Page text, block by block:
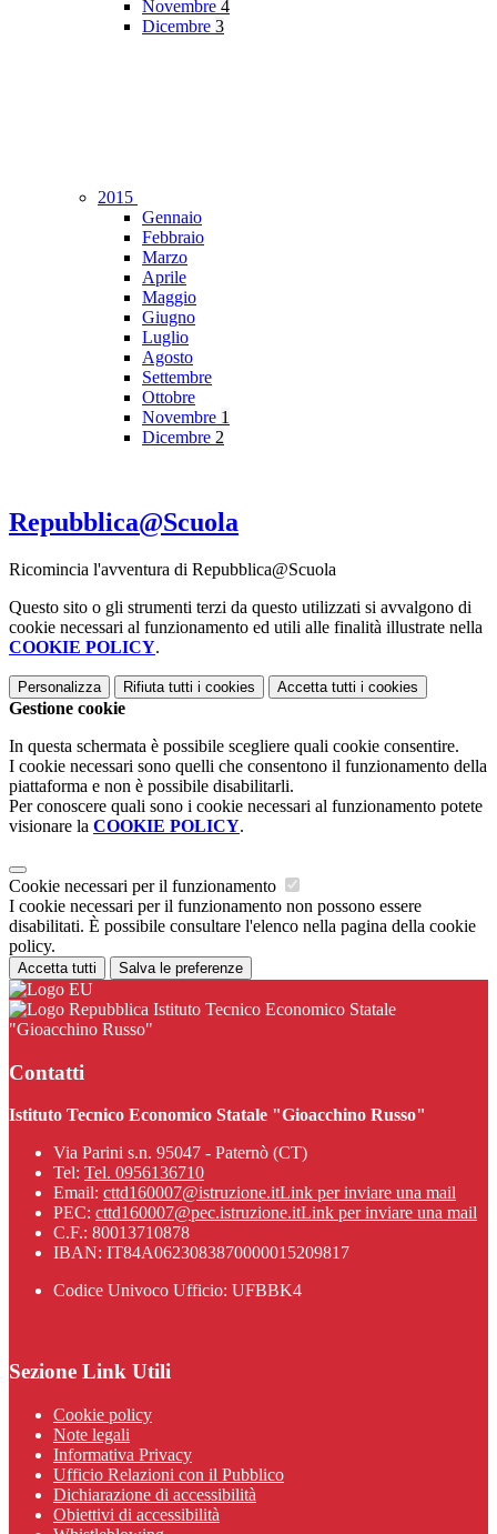
Novembre 4
Dicembre 3
2015
Gennaio
Febbraio
Marzo
Aprile
Maggio
Giugno
Luglio
Agosto
Settembre
Ottobre
Novembre 1
Dicembre 2
Repubblica@Scuola
Ricomincia l'avventura di Repubblica@Scuola
Questo sito o gli strumenti terzi da questo utilizzati si avvalgono di
cookie necessari al funzionamento ed utili alle finalità illustrate nella
COOKIE POLICY.
Personalizza Rifiuta tutti i cookies Accetta tutti i cookies
Gestione cookie
In questa schermata è possibile scegliere quali cookie consentire.
I cookie necessari sono quelli che consentono il funzionamento della
piattaforma e non è possibile disabilitarli.
Per conoscere quali sono i cookie necessari al funzionamento potete
visionare la COOKIE POLICY.
Cookie necessari per il funzionamento
I cookie necessari per il funzionamento non possono essere
disabilitati. È possibile consultare l'elenco nella pagina della cookie
policy.
Accetta tutti Salva le preferenze
Istituto Tecnico Economico Statale
"Gioacchino Russo"
Contatti
Istituto Tecnico Economico Statale "Gioacchino Russo"
Via Parini s.n. 95047 - Paternò (CT)
Tel: Tel. 0956136710
Email: cttd160007@istruzione.itLink per inviare una mail
PEC: cttd160007@pec.istruzione.itLink per inviare una mail
C.F.: 80013710878
IBAN: IT84A0623083870000015209817
Codice Univoco Ufficio: UFBBK4
Sezione Link Utili
Cookie policy
Note legali
Informativa Privacy
Ufficio Relazioni con il Pubblico
Dichiarazione di accessibilità
Obiettivi di accessibilità